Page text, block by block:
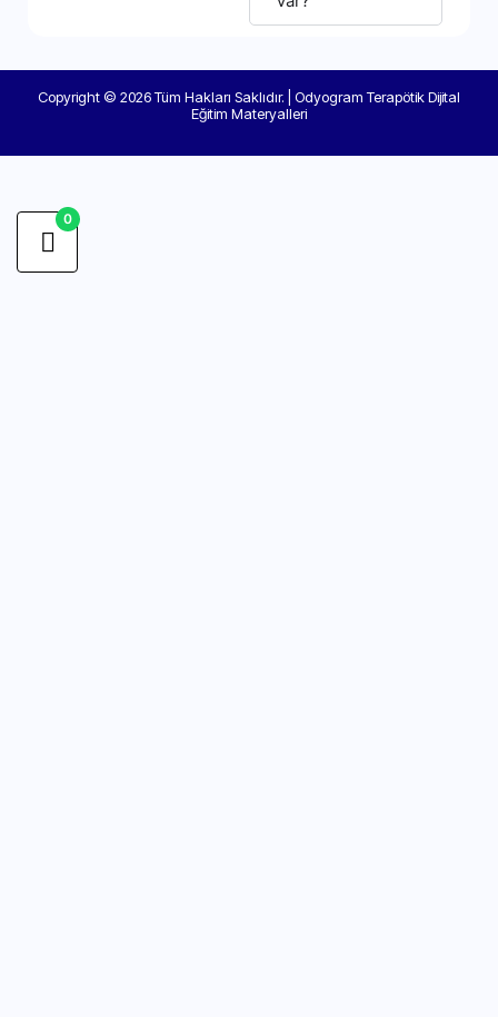
Copyright © 2026 Tüm Hakları Saklıdır. | Odyogram Terapötik Dijital
Eğitim Materyalleri
0